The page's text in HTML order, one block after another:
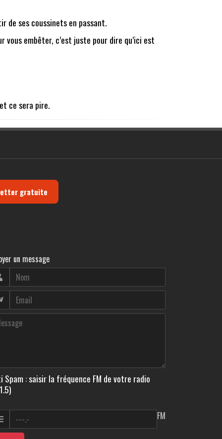
de ses coussinets en passant.
vous embêter, c’est juste pour dire qu’ici est
ce sera pire.
gratuite
un message
Spam : saisir la fréquence FM de votre radio
FM